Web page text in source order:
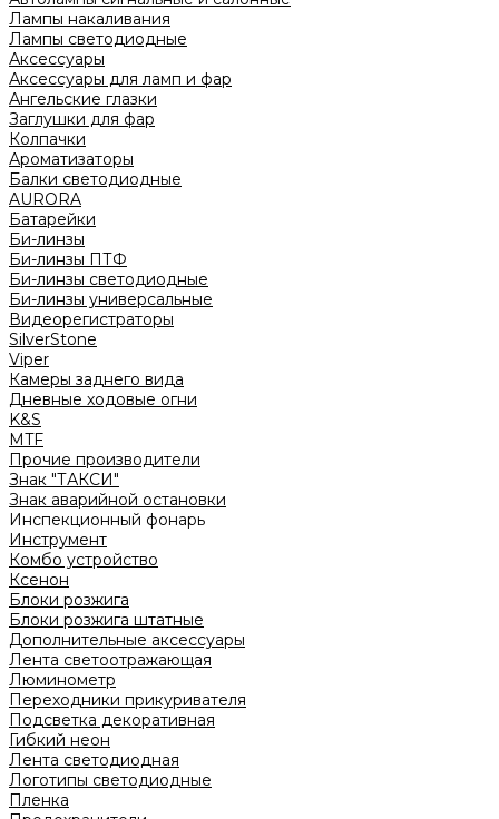
Лампы накаливания
Лампы светодиодные
Аксессуары
Аксессуары для ламп и фар
Ангельские глазки
Заглушки для фар
Колпачки
Ароматизаторы
Балки светодиодные
AURORA
Батарейки
Би-линзы
Би-линзы ПТФ
Би-линзы светодиодные
Би-линзы универсальные
Видеорегистраторы
SilverStone
Viper
Камеры заднего вида
Дневные ходовые огни
K&S
MTF
Прочие производители
Знак "ТАКСИ"
Знак аварийной остановки
Инспекционный фонарь
Инструмент
Комбо устройство
Ксенон
Блоки розжига
Блоки розжига штатные
Дополнительные аксессуары
Лента светоотражающая
Люминометр
Переходники прикуривателя
Подсветка декоративная
Гибкий неон
Лента светодиодная
Логотипы светодиодные
Пленка